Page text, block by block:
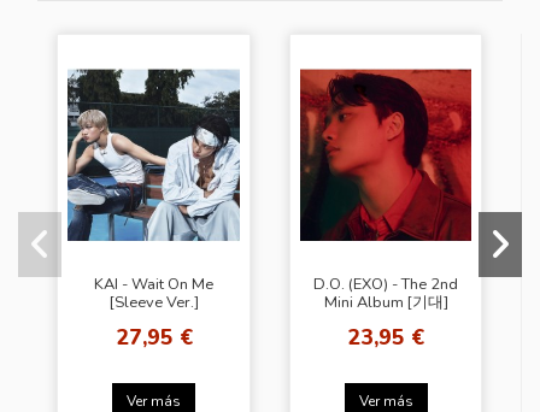
KAI - Wait On Me
[Sleeve Ver.]
27,95 €
Ver más
D.O. (EXO) - The 2nd
Mini Album [기대]
23,95 €
Ver más